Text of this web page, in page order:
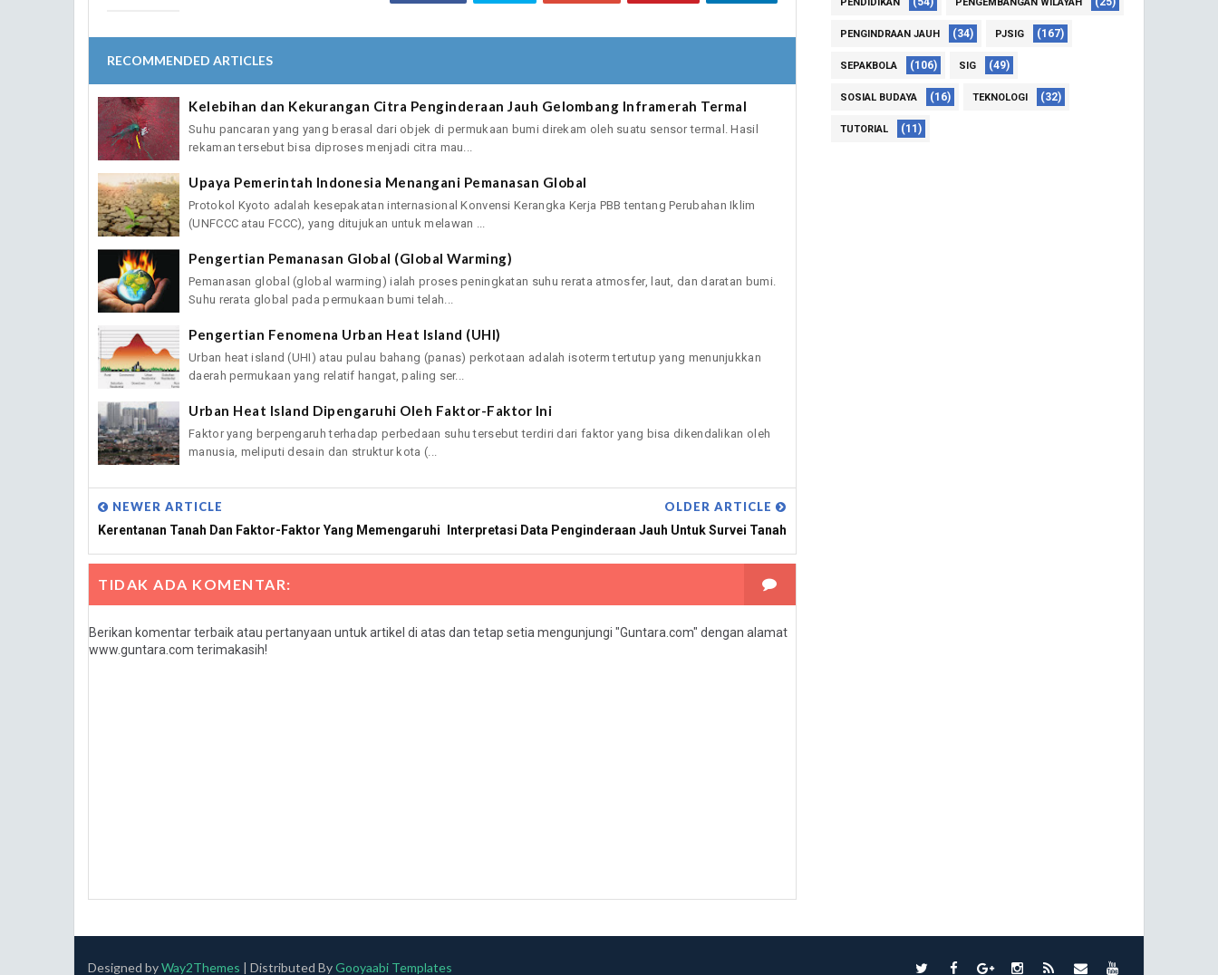
RECOMMENDED ARTICLES
Kelebihan dan Kekurangan Citra Penginderaan Jauh Gelombang Inframerah Termal
Suhu pancaran yang yang berasal dari objek di permukaan bumi direkam oleh suatu sensor termal. Hasil
rekaman tersebut bisa diproses menjadi citra mau...
Upaya Pemerintah Indonesia Menangani Pemanasan Global
Protokol Kyoto adalah kesepakatan internasional Konvensi Kerangka Kerja PBB tentang Perubahan Iklim
(UNFCCC atau FCCC), yang ditujukan untuk melawan ...
Pengertian Pemanasan Global (Global Warming)
Pemanasan global (global warming) ialah proses peningkatan suhu rerata atmosfer, laut, dan daratan bumi.
Suhu rerata global pada permukaan bumi telah...
Pengertian Fenomena Urban Heat Island (UHI)
Urban heat island (UHI) atau pulau bahang (panas) perkotaan adalah isoterm tertutup yang menunjukkan
daerah permukaan yang relatif hangat, paling ser...
Urban Heat Island Dipengaruhi Oleh Faktor-Faktor Ini
Faktor yang berpengaruh terhadap perbedaan suhu tersebut terdiri dari faktor yang bisa dikendalikan oleh
manusia, meliputi desain dan struktur kota (...
NEWER ARTICLE
Kerentanan Tanah Dan Faktor-Faktor Yang Memengaruhi
OLDER ARTICLE
Interpretasi Data Penginderaan Jauh Untuk Survei Tanah
TIDAK ADA KOMENTAR:
Berikan komentar terbaik atau pertanyaan untuk artikel di atas dan tetap setia mengunjungi "Guntara.com" dengan alamat
www.guntara.com terimakasih!
PENGINDRAAN JAUH (34) PJSIG (167)
SEPAKBOLA (106) SIG (49)
SOSIAL BUDAYA (16) TEKNOLOGI (32)
TUTORIAL (11)
Designed byWay2Themes | Distributed ByGooyaabi Templates